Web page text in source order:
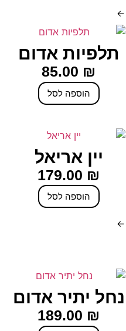
←
תלפיות אדום
85.00 ₪
הוספה לסל
יין אריאל
179.00 ₪
הוספה לסל
←
נחל יתיר אדום
189.00 ₪